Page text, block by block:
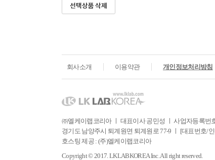
회사소개 이용약관 개인정보처리방침
㈜엘케이랩코리아 ㅣ 대표이사 공민성 ㅣ 사업자등록번
경기도 남양주시 퇴계원면 퇴계원로 77-9 ㅣ [대표번호/인
호스팅 제공 : (주)엘케이랩코리아
Copyright © 2017. LKLABKOREA Inc. All right reserved.